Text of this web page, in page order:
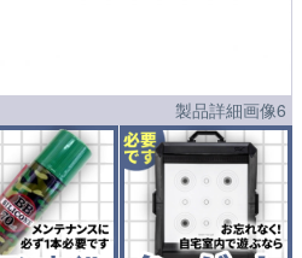
製品詳細画像6